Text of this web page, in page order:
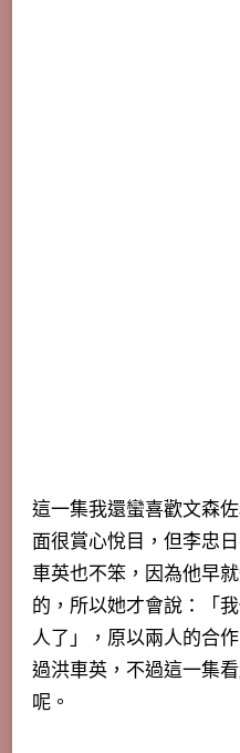
這一集我還蠻喜歡文森
面很賞心悅目，但李忠
車英也不笨，因為他早
的，所以她才會說：「
人了」，原以兩人的合
過洪車英，不過這一集
呢。